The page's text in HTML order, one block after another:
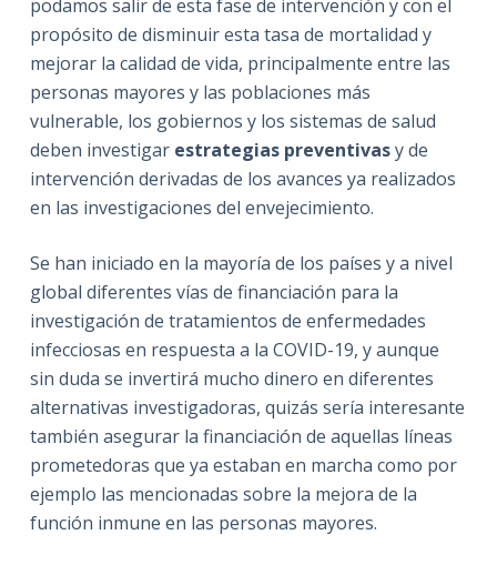
podamos salir de esta fase de intervención y con el
propósito de disminuir esta tasa de mortalidad y
mejorar la calidad de vida, principalmente entre las
personas mayores y las poblaciones más
vulnerable, los gobiernos y los sistemas de salud
deben investigar estrategias preventivasy de
intervención derivadas de los avances ya realizados
en las investigaciones del envejecimiento.
Se han iniciado en la mayoría de los países y a nivel
global diferentes vías de financiación para la
investigación de tratamientos de enfermedades
infecciosas en respuesta a la COVID-19, y aunque
sin duda se invertirá mucho dinero en diferentes
alternativas investigadoras, quizás sería interesante
también asegurar la financiación de aquellas líneas
prometedoras que ya estaban en marcha como por
ejemplo las mencionadas sobre la mejora de la
función inmune en las personas mayores.